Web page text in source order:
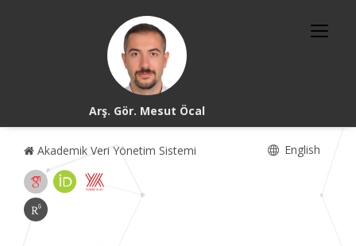
Arş. Gör. Mesut Öcal
Akademik Veri Yönetim Sistemi English